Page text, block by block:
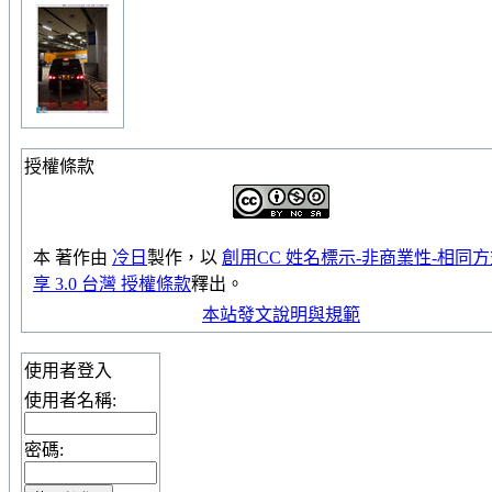
授權條款
本 著作由 冷日 製作，以 創用CC 姓名標示-非商業性-相同
享 3.0 台灣 授權條款釋出。
本站發文說明與規範
使用者登入
使用者名稱:
密碼: